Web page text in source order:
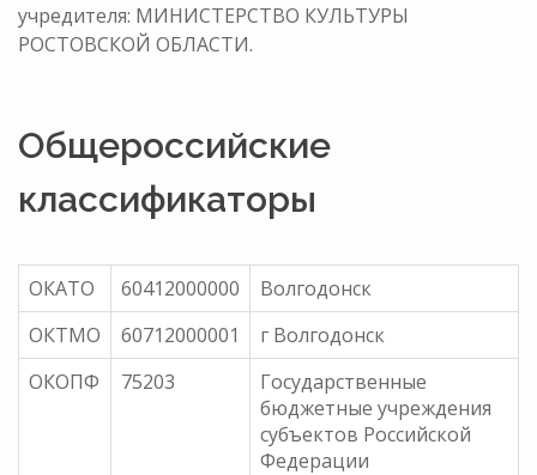
учредителя: МИНИСТЕРСТВО КУЛЬТУРЫ
РОСТОВСКОЙ ОБЛАСТИ.
Общероссийские
классификаторы
ОКАТО 60412000000
Волгодонск
ОКТМО
60712000001
г Волгодонск
ОКОПФ
75203
Государственные
бюджетные учреждения
субъектов Российской
Федерации